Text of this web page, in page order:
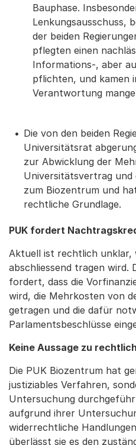
Bauphase.
Lenkungsausschuss,
der beiden
pflegten einen
Informations-, aber
pflichten, und kamen
Verantwortung
Die von den beiden
Universitätsrat
zur Abwicklung der
Universitätsvertrag und
zum Biozentrum und
rechtliche Grundlage.
PUK fordert
Aktuell ist rechtlich unklar,
abschliessend tragen wird.
fordert, dass die
wird, die Mehrkosten von
getragen und die dafür
Parlamentsbeschlüsse
Keine Aussage zu
Die PUK Biozentrum hat
justiziables Verfahren,
Untersuchung
aufgrund ihrer
widerrechtliche
überlässt sie es den